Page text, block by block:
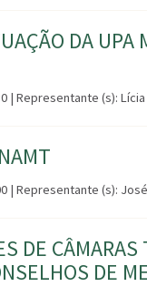
DA UPA
| Representante (s):
| Representante (s):
DE
DE